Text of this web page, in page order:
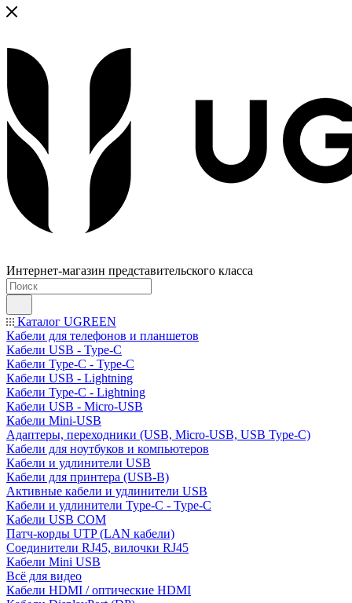
Интернет-магазин представительского класса
Каталог UGREEN
Кабели для телефонов и планшетов
Кабели USB - Type-C
Кабели Type-C - Type-C
Кабели USB - Lightning
Кабели Type-C - Lightning
Кабели USB - Micro-USB
Кабели Mini-USB
Адаптеры, переходники (USB, Micro-USB, USB Type-C)
Кабели для ноутбуков и компьютеров
Кабели и удлинители USB
Кабели для принтера (USB-B)
Активные кабели и удлинители USB
Кабели и удлинители Type-C - Type-C
Кабели USB COM
Патч-корды UTP (LAN кабели)
Соединители RJ45, вилочки RJ45
Кабели Mini USB
Всё для видео
Кабели HDMI / оптические HDMI